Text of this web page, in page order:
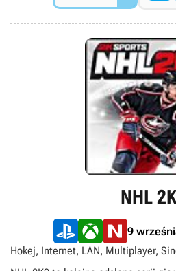
NHL
9
Hokej, Internet, LAN, Multiplayer,